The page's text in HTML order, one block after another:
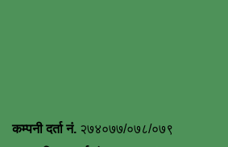
कम्पनी दर्ता नं. २७४०७७/०७८/०७९